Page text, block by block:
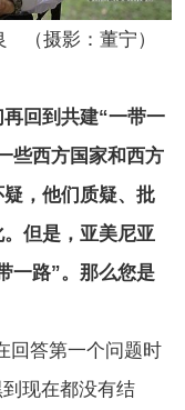
（摄影：董宁）
回到共建“一带一
些西方国家和西方
，他们质疑、批
但是，亚美尼亚
一路”。那么您是
回答第一个问题时
现在都没有结